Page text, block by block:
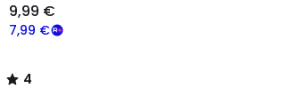
7,99 €
9,99 €
4
/